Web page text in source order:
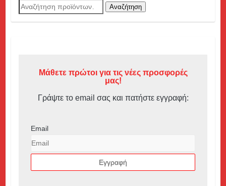
Αναζήτηση
για:
Αναζήτηση
Μάθετε πρώτοι για τις νέες προσφορές
μας!
Γράψτε το email σας και πατήστε εγγραφή:
Email